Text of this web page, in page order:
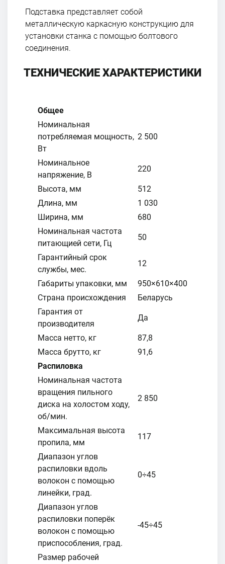
Подставка представляет собой
металлическую каркасную конструкцию для
установки станка с помощью болтового
соединения.
ТЕХНИЧЕСКИЕ ХАРАКТЕРИСТИКИ
Общее
Номинальная
потребляемая мощность,
Вт
2 500
Номинальное
напряжение, В
220
Высота, мм
512
Длина, мм
1 030
Ширина, мм
680
Номинальная частота
питающией сети, Гц
50
Гарантийный срок
службы, мес.
12
Габариты упаковки, мм
950×610×400
Страна происхождения
Беларусь
Гарантия от
производителя
Да
Масса нетто, кг
87,8
Масса брутто, кг
91,6
Распиловка
Номинальная частота
вращения пильного
диска на холостом ходу,
об/мин.
2 850
Максимальная высота
пропила, мм
117
Диапазон углов
распиловки вдоль
волокон с помощью
линейки, град.
0÷45
Диапазон углов
распиловки поперёк
волокон с помощью
приспособления, град.
-45÷45
Размер рабочей